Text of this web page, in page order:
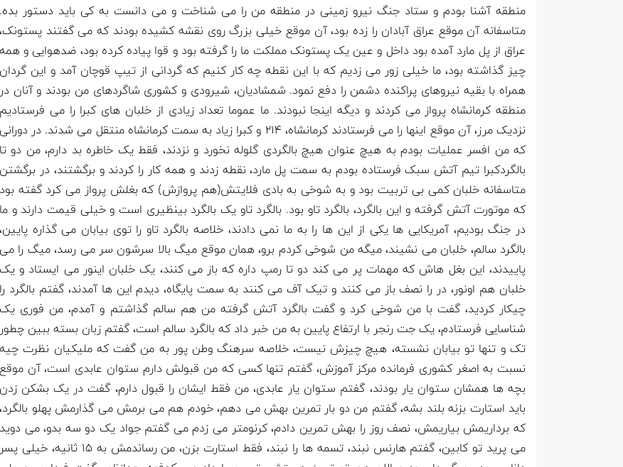
منطقه آشنا بودم و ستاد جنگ نیرو زمینی در منطقه من را می شناخت و می دانست به کی باید دستور بده.
متاسفانه آن موقع عراق آبادان را زده بود، آن موقع خیلی بزرگ روی نقشه کشیده بودند که می گفتند پستونک،
عراق از پل مارد آمده بود داخل و عین یک پستونک مملکت ما را گرفته بود و قوا پیاده کرده بود، ضدهوایی و همه
چیز گذاشته بود، ما خیلی زور می زدیم که با این نقطه چه کار کنیم که گردانی از تیپ قوچان آمد و این گردان
همراه با بقیه نیروهای پراکنده دشمن را دفع نمود. شمشادیان، شیرودی و کشوری شاگردهای من بودند و آنان در
منطقه کرمانشاه پرواز می کردند و دیگه اینجا نبودند. ما عموما تعداد زیادی از خلبان های کبرا را می فرستادیم
نزدیک مرز، آن موقع اینها را می فرستادند کرمانشاه، 21۴ و کبرا زیاد به سمت کرمانشاه منتقل می شدند. در دورانی
که من افسر عملیات بودم به هیچ عنوان هیچ بالگردی گلوله نخورد و نزدند، فقط یک خاطره بد دارم، من دو تا
بالگردکبرا تیم آتش سبک فرستاده بودم به سمت پل مارد، نقطه زدند و همه کار را کردند و برگشتند، در برگشتن
متاسفانه خلبان کمی بی تربیت بود و به شوخی به بادی فلایتش(هم پروازش) که بغلش پرواز می کرد گفته بود
که موتورت آتش گرفته و این بالگرد، بالگرد تاو بود. بالگرد تاو یک بالگرد بینظیری است و خیلی قیمت دارند و ما
در جنگ بودیم، آمریکایی ها یکی از این ها را به ما نمی دادند، خلاصه بالگرد تاو را توی بیابان می گذاره پایین،
بالگرد سالم، خلبان می نشیند، میگه من شوخی کردم برو، همان موقع میگ بالا سرشون سر می رسد، میگ را می
پاییدند، این بغل هاش که مهمات پر می کند دو تا رمپ داره که باز می کنند، یک خلبان اینور می ایستاد و یک
خلبان هم اونور، در را نصف باز می کنند و تیک آف می کنند به سمت پایگاه، دیدم این ها آمدند، گفتم بالگرد را
چیکار کردید، گفت با من شوخی کرد و گفت بالگرد آتش گرفته من هم سالم گذاشتم و آمدم، من فوری یک
شناسایی فرستادم، یک جت رنجر با ارتفاع پایین به من خبر داد که بالگرد سالم است، گفتم زبان بسته ببین چطور
تک و تنها تو بیابان نشسته، هیچ چیزش نیست، خلاصه سرهنگ وطن پور به من گفت که ملیکیان نظرت چیه
نسبت به اصغر کشوری فرمانده مرکز آموزش، گفتم تنها کسی که من قبولش دارم ستوان عابدی است، آن موقع
بچه ها همشان ستوان یار بودند، گفتم ستوان یار عابدی، من فقط ایشان را قبول دارم، گفت در یک بشکن زدن
باید استارت بزنه بلند بشه، گفتم من دو بار تمرین بهش می دهم، خودم هم می برمش می گذارمش پهلو بالگرد،
که برداریمش بیاریمش، نصف روز را بهش تمرین دادم، کرنومتر می زدم می گفتم جواد یک دو سه بدو، می دوید
می پرید تو کابین، گفتم هارنس نبند، تسمه ها را نبند، فقط استارت بزن، من رساندمش به 1۵ ثانیه، خیلی پسر